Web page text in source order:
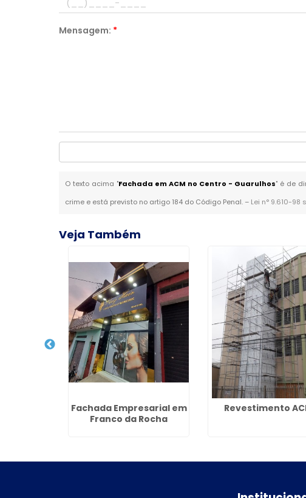
Mensagem: *
O texto acima "Fachada em ACM no Centro - Guarulhos" é de
crime e está previsto no artigo 184 do Código Penal. – Lei n° 9.610-
Veja Também
Fachada Empresarial em
Franco da Rocha
Revestimento